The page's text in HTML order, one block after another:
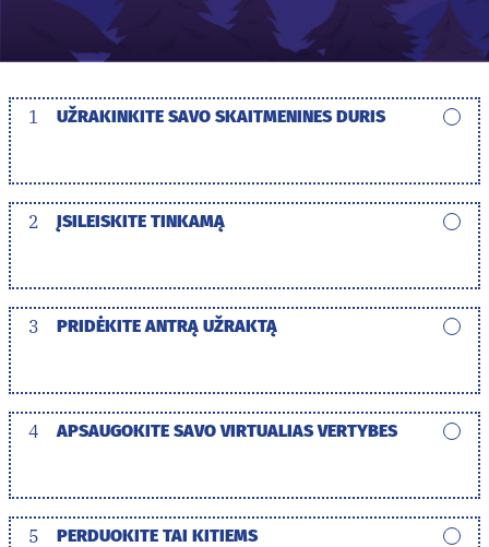
1 UŽRAKINKITE SAVO SKAITMENINES DURIS
2 ĮSILEISKITE TINKAMĄ
3 PRIDĖKITE ANTRĄ UŽRAKTĄ
4 APSAUGOKITE SAVO VIRTUALIAS VERTYBES
5 PERDUOKITE TAI KITIEMS